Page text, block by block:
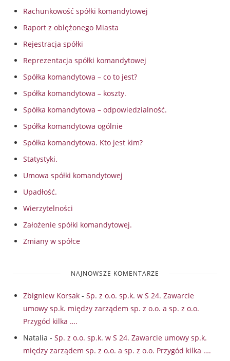
Rachunkowość spółki komandytowej
Raport z oblężonego Miasta
Rejestracja spółki
Reprezentacja spółki komandytowej
Spółka komandytowa – co to jest?
Spółka komandytowa – koszty.
Spółka komandytowa – odpowiedzialność.
Spółka komandytowa ogólnie
Spółka komandytowa. Kto jest kim?
Statystyki.
Umowa spółki komandytowej
Upadłość.
Wierzytelności
Założenie spółki komandytowej.
Zmiany w spółce
NAJNOWSZE KOMENTARZE
Zbigniew Korsak - Sp. z o.o. sp.k. w S 24. Zawarcie
umowy sp.k. między zarządem sp. z o.o. a sp. z o.o.
Przygód kilka ….
Natalia - Sp. z o.o. sp.k. w S 24. Zawarcie umowy sp.k.
między zarządem sp. z o.o. a sp. z o.o. Przygód kilka ….